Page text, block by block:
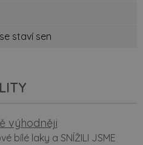
staví sen
výhodněji
bílé laky a SNÍŽILI JSME